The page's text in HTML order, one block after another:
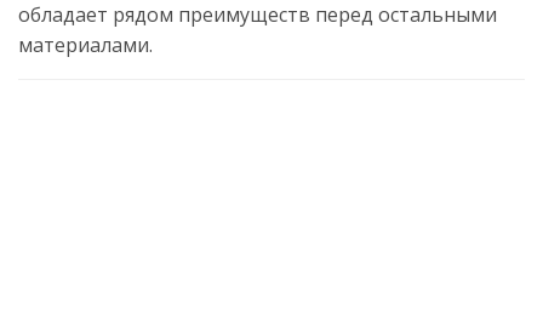
обладает рядом преимуществ перед остальными
материалами.